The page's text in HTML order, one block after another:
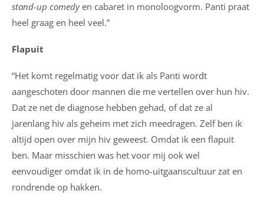
stand-up comedyen cabaret in monoloogvorm. Panti praat
heel graag en heel veel.”
Flapuit
“Het komt regelmatig voor dat ik als Panti wordt
aangeschoten door mannen die me vertellen over hun hiv.
Dat ze net de diagnose hebben gehad, of dat ze al
jarenlang hiv als geheim met zich meedragen. Zelf ben ik
altijd open over mijn hiv geweest. Omdat ik een flapuit
ben. Maar misschien was het voor mij ook wel
eenvoudiger omdat ik in de homo-uitgaanscultuur zat en
rondrende op hakken.